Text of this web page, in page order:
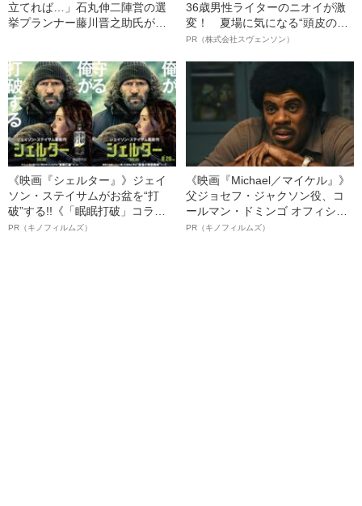
立てれば…」石丸伸二陣営の選
挙プランナー藤川晋之助氏が語
36歳男性ライターのニオイが激
変！ 夏場に気になる“頭皮のニ
オイ”や“ベタつき”を解消す
ト”が生み出した徹底ケアとは
PR（株式会社スヴェンソン）
《映画『シェルター』》ジェイ
ソン・ステイサムがお盆を“打
破”する!!《「眠眠打破」コラ
ボ》
PR（キノフィルムズ）
《映画『Michael／マイケル』》
父ジョセフ・ジャクソン役、コ
ールマン・ドミンゴ オフィシャ
ルインタビュー“観客を魅了した
PR（キノフィルムズ）